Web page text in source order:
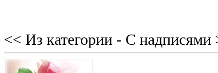
<< Из категории - С надписями